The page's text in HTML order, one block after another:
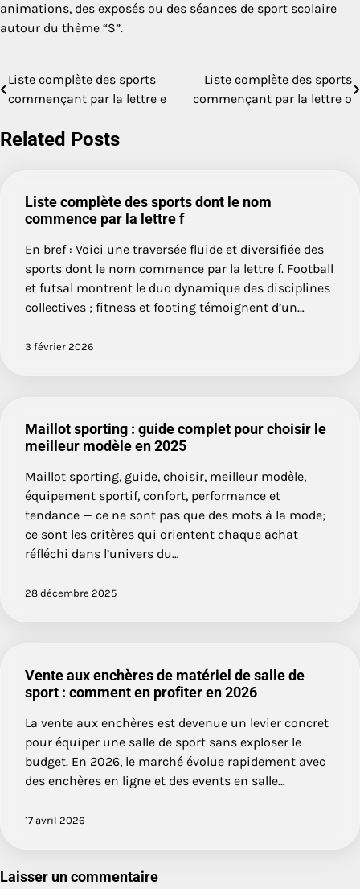
animations, des exposés ou des séances de sport scolaire
autour du thème “S”.
Navigation
l’article
Liste complète des sports
commençant par la lettre e
Liste complète des sports
commençant par la lettre o
Related Posts
Liste complète des sports dont le nom
commence par la lettre f
En bref : Voici une traversée fluide et diversifiée des
sports dont le nom commence par la lettre f. Football
et futsal montrent le duo dynamique des disciplines
collectives ; fitness et footing témoignent d’un…
3 février 2026
Maillot sporting : guide complet pour choisir le
meilleur modèle en 2025
Maillot sporting, guide, choisir, meilleur modèle,
équipement sportif, confort, performance et
tendance — ce ne sont pas que des mots à la mode;
ce sont les critères qui orientent chaque achat
réfléchi dans l’univers du…
28 décembre 2025
Vente aux enchères de matériel de salle de
sport : comment en profiter en 2026
La vente aux enchères est devenue un levier concret
pour équiper une salle de sport sans exploser le
budget. En 2026, le marché évolue rapidement avec
des enchères en ligne et des events en salle…
17 avril 2026
Laisser un commentaire